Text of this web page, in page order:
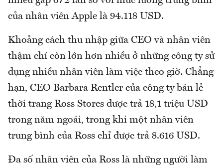
của nhân viên Apple là 94.118 USD.
Khoảng cách thu nhập giữa CEO và nhân viên
thậm chí còn lớn hơn nhiều ở những công ty sử
dụng nhiều nhân viên làm việc theo giờ. Chẳng
hạn, CEO Barbara Rentler của công ty bán lẻ
thời trang Ross Stores được trả 18,1 triệu USD
trong năm ngoái, trong khi một nhân viên
trung bình của Ross chỉ được trả 8.616 USD.
Đa số nhân viên của Ross là những người làm